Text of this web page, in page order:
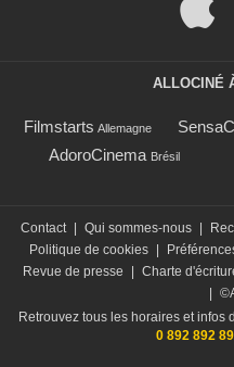
ALLOCINÉ
Filmstarts Allemagne
AdoroCinema Brésil
Contact Qui sommes-nous
Politique de cookies
Revue de presse
Charte
Retrouvez tous les horaires et infos
0 892 892